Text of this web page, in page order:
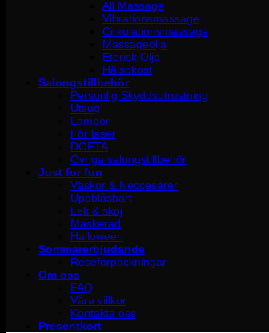
All Massage
Vibrationsmassage
Cirkulationsmassage
Massageolja
Eterisk Olja
Hälsokost
Salongstillbehör
Personlig Skyddsutrustning
Utsug
Lampor
För laser
DOFTA
Övriga salongstillbehör
Just for fun
Väskor & Neccesärer
Uppblåsbart
Lek & skoj
Maskerad
Halloween
Sommarerbjudande
Reseförpackningar
Om oss
FAQ
Våra villkor
Kontakta oss
Presentkort